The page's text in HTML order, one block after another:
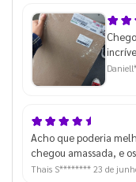
Acho que poderia
chegou amassada, e
Thais S******** 23 de